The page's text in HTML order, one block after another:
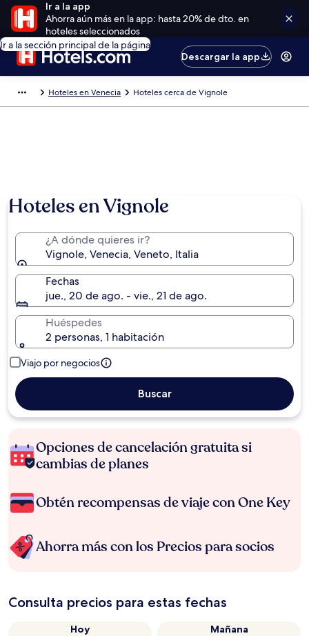
Ir a la app
Ahorra aún más en la app: hasta 20% de dto. en
hoteles seleccionados
Ir a la sección principal de la página
Descargar la app
Hoteles en Venecia Hoteles cerca de Vignole
Hoteles en Vignole
¿A dónde quieres ir?
Vignole, Venecia, Veneto, Italia
Fechas
jue., 20 de ago. - vie., 21 de ago.
Huéspedes
2 personas, 1 habitación
Viajo por negocios
Buscar
Opciones de cancelación gratuita si
cambias de planes
Obtén recompensas de viaje con One Key
Ahorra más con los Precios para socios
Consulta precios para estas fechas
Hoy
Mañana